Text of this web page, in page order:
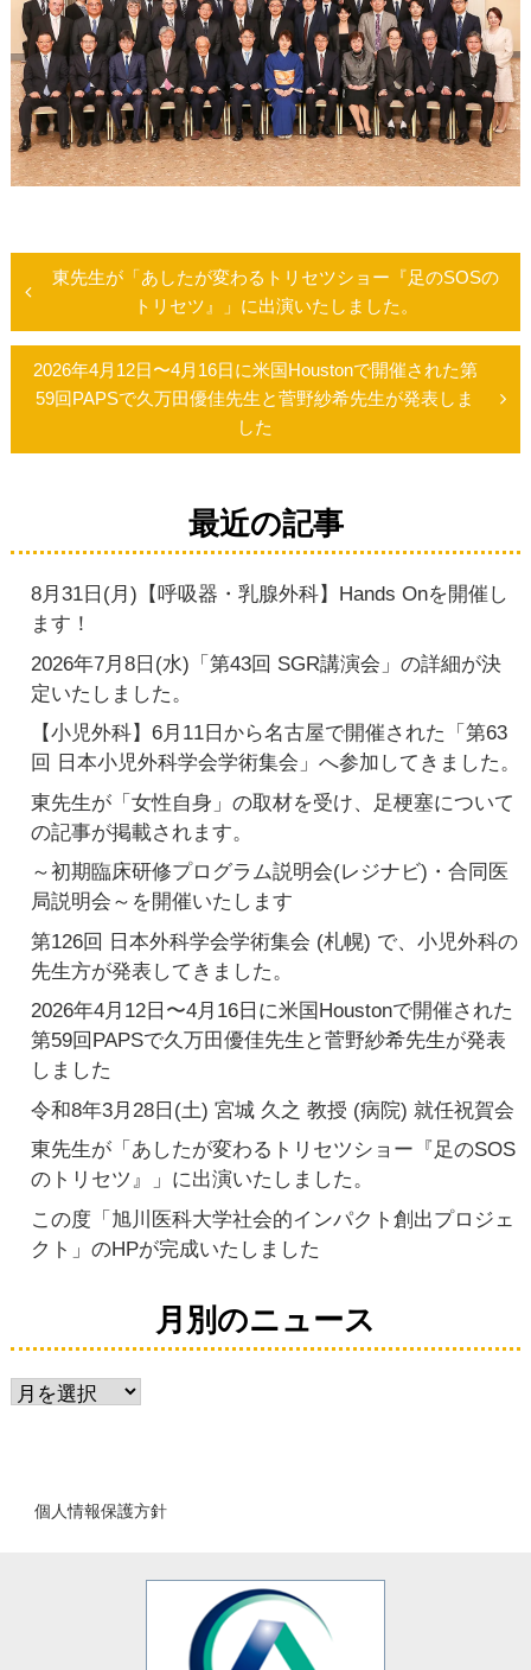
投
稿
ナ
ビ
シ
ョ
東先生が「あしたが変わるトリセツショー『足のSOSの
トリセツ』」に出演いたしました。
2026年4月12日〜4月16日に米国Houstonで開催された第
59回PAPSで久万田優佳先生と菅野紗希先生が発表しま
した
最近の記事
8月31日(月)【呼吸器・乳腺外科】Hands Onを開催し
ます！
2026年7月8日(水)「第43回 SGR講演会」の詳細が決
定いたしました。
【小児外科】6月11日から名古屋で開催された「第63
回 日本小児外科学会学術集会」へ参加してきました。
東先生が「女性自身」の取材を受け、足梗塞について
の記事が掲載されます。
～初期臨床研修プログラム説明会(レジナビ)・合同医
局説明会～を開催いたします
第126回 日本外科学会学術集会 (札幌) で、小児外科の
先生方が発表してきました。
2026年4月12日〜4月16日に米国Houstonで開催された
第59回PAPSで久万田優佳先生と菅野紗希先生が発表
しました
令和8年3月28日(土) 宮城 久之 教授 (病院) 就任祝賀会
東先生が「あしたが変わるトリセツショー『足のSOS
のトリセツ』」に出演いたしました。
この度「旭川医科大学社会的インパクト創出プロジェ
クト」のHPが完成いたしました
月別のニュース
月
個人情報保護方針